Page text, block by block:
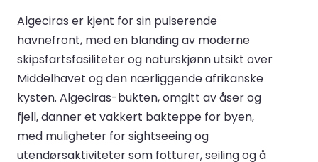
Algeciras er kjent for sin pulserende
havnefront, med en blanding av moderne
skipsfartsfasiliteter og naturskjønn utsikt over
Middelhavet og den nærliggende afrikanske
kysten. Algeciras-bukten, omgitt av åser og
fjell, danner et vakkert bakteppe for byen,
med muligheter for sightseeing og
utendørsaktiviteter som fotturer, seiling og å